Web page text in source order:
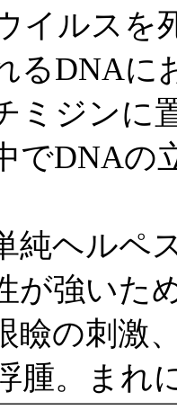
イルスを
るDNAに
ミジンに
でDNAの
純ヘルペ
が強いた
瞼の刺激
腫。まれ